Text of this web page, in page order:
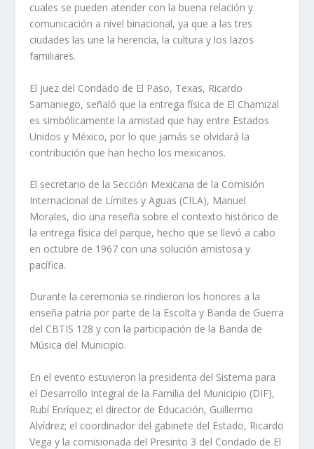
cuales se pueden atender con la buena relación y
comunicación a nivel binacional, ya que a las tres
ciudades las une la herencia, la cultura y los lazos
familiares.
El juez del Condado de El Paso, Texas, Ricardo
Samaniego, señaló que la entrega física de El Chamizal
es simbólicamente la amistad que hay entre Estados
Unidos y México, por lo que jamás se olvidará la
contribución que han hecho los mexicanos.
El secretario de la Sección Mexicana de la Comisión
Internacional de Límites y Aguas (CILA), Manuel
Morales, dio una reseña sobre el contexto histórico de
la entrega física del parque, hecho que se llevó a cabo
en octubre de 1967 con una solución amistosa y
pacífica.
Durante la ceremonia se rindieron los honores a la
enseña patria por parte de la Escolta y Banda de Guerra
del CBTIS 128 y con la participación de la Banda de
Música del Municipio.
En el evento estuvieron la presidenta del Sistema para
el Desarrollo Integral de la Familia del Municipio (DIF),
Rubí Enríquez; el director de Educación, Guillermo
Alvídrez; el coordinador del gabinete del Estado, Ricardo
Vega y la comisionada del Presinto 3 del Condado de El